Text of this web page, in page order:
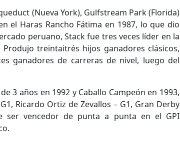
(Nueva York), Gulfstream Park (Florida)
el Haras Rancho Fátima en 1987, lo que dio
peruano, Stack fue tres veces líder en la
treintaitrés hijos ganadores clásicos,
ganadores de carreras de nivel, luego del
3 años en 1992 y Caballo Campeón en 1993,
Ricardo Ortiz de Zevallos – G1, Gran Derby
ser vencedor de punta a punta en el GPI